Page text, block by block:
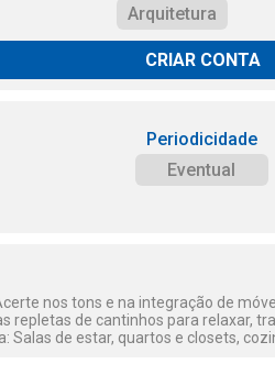
Arquitetura
CRIAR CONTA
Periodicidade
Eventual
nos tons e na integração de
repletas de cantinhos para relaxar,
Salas de estar, quartos e closets,